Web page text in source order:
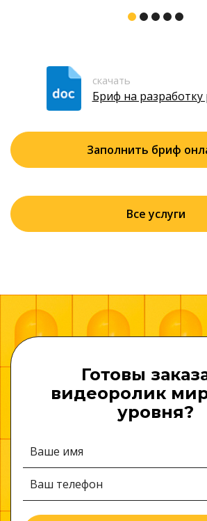
Все услуги
скачать
Бриф на разработку
Заполнить бриф
Готовы
видеоролик
уровня?